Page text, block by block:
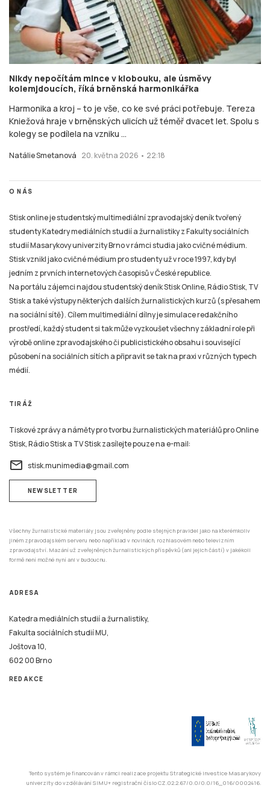
Nikdy nepočítám mince v klobouku, ale úsměvy
kolemjdoucích, říká brněnská harmonikářka
Harmonika a kroj – to je vše, co ke své práci potřebuje. Tereza
Kniežová hraje v brněnských ulicích už téměř dvacet let. Spolu s
kolegy se podílela na vzniku ...
Natálie Smetanová 20. května 2026 • 22:18
O NÁS
Stisk online je studentský multimediální zpravodajský deník tvořený
studenty Katedry mediálních studií a žurnalistiky z Fakulty sociálních
studií Masarykovy univerzity Brno v rámci studia jako cvičné médium.
Stisk vznikl jako cvičné médium pro studenty už v roce 1997, kdy byl
jedním z prvních internetových časopisů v České republice.
Na portálu zájemci najdou studentský deník Stisk Online, Rádio Stisk, TV
Stisk a také výstupy některých dalších žurnalistických kurzů (s přesahem
na sociální sítě). Cílem multimediální dílny je simulace redakčního
prostředí, každý student si tak může vyzkoušet všechny základní role při
výrobě online zpravodajského či publicistického obsahu i související
působení na sociálních sítích a připravit se tak na praxi v různých typech
médií.
TIRÁŽ
Tiskové zprávy a náměty pro tvorbu žurnalistických materiálů pro Online
Stisk, Rádio Stisk a TV Stisk zasílejte pouze na e-mail:
email stisk.munimedia@gmail.com
NEWSLETTER
Všechny žurnalistické materiály jsou zveřejněny podle stejných pravidel jako na kterémkoliv
jiném zpravodajském serveru nebo například v novinách, rozhlasovém nebo televizním
zpravodajství. Mazání už zveřejněných žurnalistických příspěvků (ani jejich částí) v jakékoli
formě není možné nyní ani v budoucnu.
ADRESA
Katedra mediálních studií a žurnalistiky,
Fakulta sociálních studií MU,
Joštova 10,
602 00 Brno
REDAKCE
Tento systém je financován v rámci realizace projektu Strategické investice Masarykovy
univerzity do vzdělávání SIMU+ registrační číslo CZ.02.2.67/0.0/0.0/16_016/0002416.